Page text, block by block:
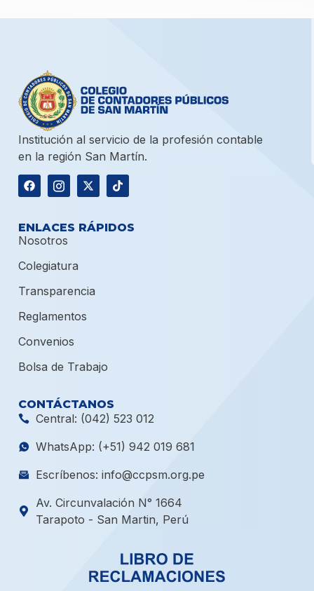
Institución al servicio de la profesión contable
en la región San Martín.
ENLACES RÁPIDOS
Nosotros
Colegiatura
Transparencia
Reglamentos
Convenios
Bolsa de Trabajo
CONTÁCTANOS
Central: (042) 523 012
WhatsApp: (+51) 942 019 681
Escríbenos: info@ccpsm.org.pe
Av. Circunvalación N° 1664
Tarapoto - San Martin, Perú